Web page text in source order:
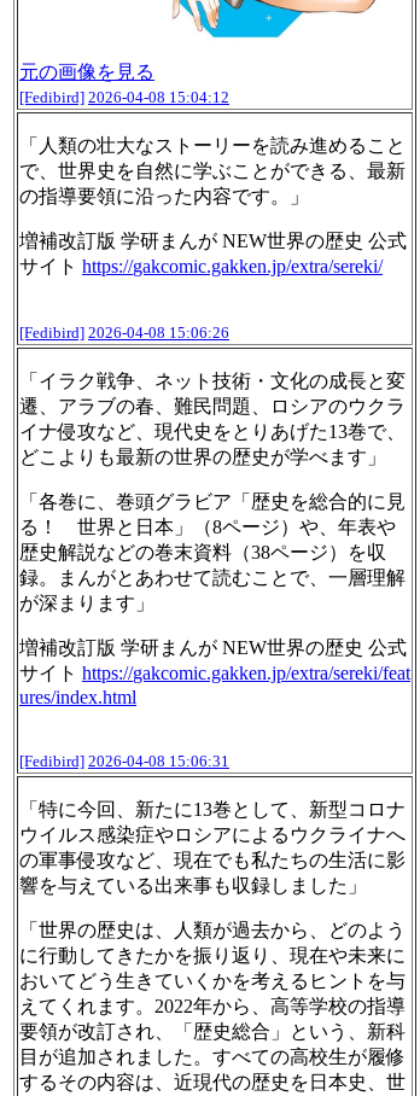
元の画像を見る
[Fedibird] 2026-04-08 15:04:12
「人類の壮大なストーリーを読み進めること
で、世界史を自然に学ぶことができる、最新
の指導要領に沿った内容です。」
増補改訂版 学研まんが NEW世界の歴史 公式
サイト https://gakcomic.gakken.jp/extra/sereki/
[Fedibird] 2026-04-08 15:06:26
「イラク戦争、ネット技術・文化の成長と変
遷、アラブの春、難民問題、ロシアのウクラ
イナ侵攻など、現代史をとりあげた13巻で、
どこよりも最新の世界の歴史が学べます」
「各巻に、巻頭グラビア「歴史を総合的に見
る！ 世界と日本」（8ページ）や、年表や
歴史解説などの巻末資料（38ページ）を収
録。まんがとあわせて読むことで、一層理解
が深まります」
増補改訂版 学研まんが NEW世界の歴史 公式
サイト https://gakcomic.gakken.jp/extra/sereki/feat
ures/index.html
[Fedibird] 2026-04-08 15:06:31
「特に今回、新たに13巻として、新型コロナ
ウイルス感染症やロシアによるウクライナへ
の軍事侵攻など、現在でも私たちの生活に影
響を与えている出来事も収録しました」
「世界の歴史は、人類が過去から、どのよう
に行動してきたかを振り返り、現在や未来に
おいてどう生きていくかを考えるヒントを与
えてくれます。2022年から、高等学校の指導
要領が改訂され、「歴史総合」という、新科
目が追加されました。すべての高校生が履修
するその内容は、近現代の歴史を日本史、世